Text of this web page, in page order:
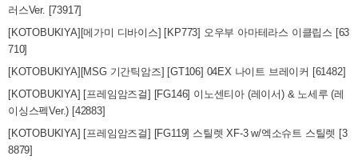
러스Ver. [73917]
[KOTOBUKIYA][메가미 디바이스] [KP773] 오우부 아마테라스 이클립스 [63
710]
[KOTOBUKIYA][MSG 기간틱암즈] [GT106] 04EX 나이트 브레이커 [61482]
[KOTOBUKIYA] [프레임암즈걸] [FG146] 이노센티아 (레이서) & 노세루 (레
이싱스펙Ver.) [42883]
[KOTOBUKIYA] [프레임암즈걸] [FG119] 스틸렛 XF-3 w/엑소슈트 스틸렛 [3
8879]